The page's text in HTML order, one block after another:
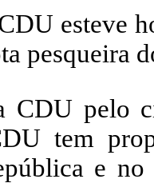
esteve
pesqueira
CDU pelo
tem
e